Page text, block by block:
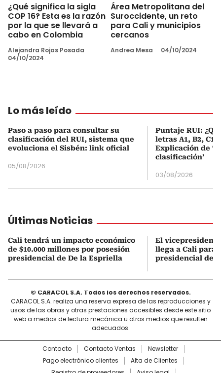
¿Qué significa la sigla
COP 16? Esta es la razón
por la que se llevará a
cabo en Colombia
Alejandra Rojas Posada
04/10/2024
Área Metropolitana del
Suroccidente, un reto
para Cali y municipios
cercanos
Andrea Mesa 04/10/2024
Lo más leído
Paso a paso para consultar su
clasificación del RUI, sistema que
evoluciona el Sisbén: link oficial
05/08/2026
Puntaje RUI:
letras A1, B2, C1
Explicación de
clasificación’
03/08/2026
Últimas Noticias
Cali tendrá un impacto económico
de $10.000 millones por posesión
presidencial de De la Espriella
El
llega a Cali para
presidencial de
© CARACOL S.A. Todos los derechos reservados.
CARACOL S.A. realiza una reserva expresa de las reproducciones y
usos de las obras y otras prestaciones accesibles desde este sitio
web a medios de lectura mecánica u otros medios que resulten
adecuados.
Contacto Contacto Ventas
Newsletter
Pago electrónico clientes
Alta de Clientes